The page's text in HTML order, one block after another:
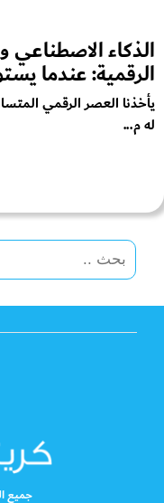
الذكاء
الرقمية: عندما
يأخذنا العصر الرقمي
له م...
جميع